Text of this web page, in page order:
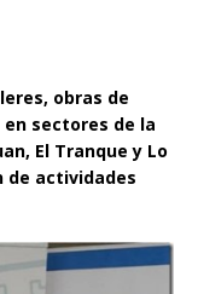
obras de
sectores de la
El Tranque y Lo
de actividades